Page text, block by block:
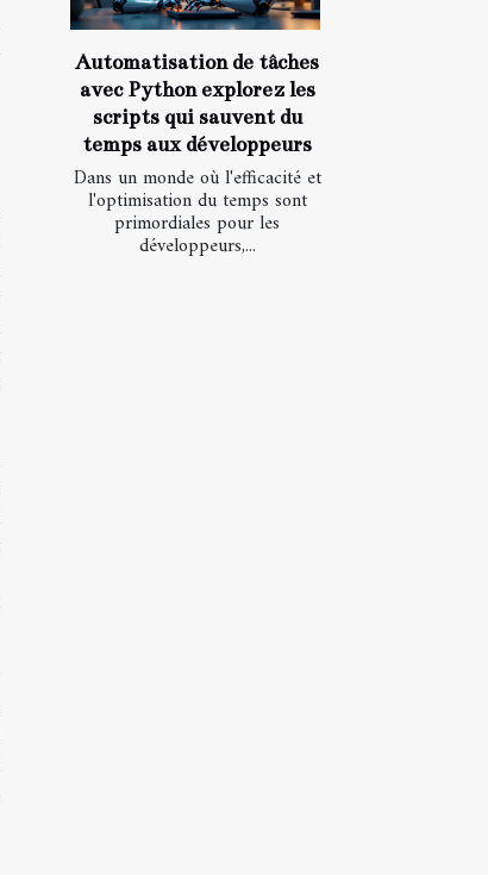
Automatisation de tâches
avec Python explorez les
scripts qui sauvent du
temps aux développeurs
Dans un monde où l'efficacité et
l'optimisation du temps sont
primordiales pour les
développeurs,...